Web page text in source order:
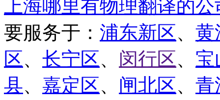
上海哪里有物理翻译的公
要服务于： 浦东新区、 黄
区、 长宁区、 闵行区、 宝
县、 嘉定区、 闸北区、 青